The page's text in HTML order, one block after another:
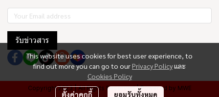
This website uses cookies for best user experience, to
find out more you can go to ourPrivacy Policyและ
Cookies Policy
ตั้งค่าคุกกี้ ยอมรับทั้งหมด
รับข่าวสาร
Copyright 2023 | All Rights Reserved | Powered by MWE